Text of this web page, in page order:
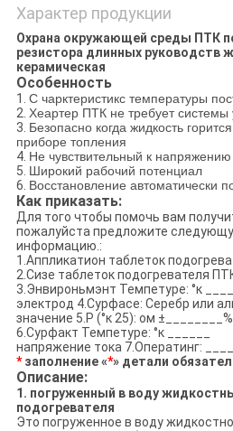
Характер продукции
Охрана окружающей среды ПТК
резистора длинных руководств
керамическая
Особенность
1. С чарктеристикс температуры
2. Хеартер ПТК не требует
3. Безопасно когда жидкость
приборе топления
4. Не чувствительный к
5. Широкий рабочий потенциал
6. Восстановление автоматически
Как приказать:
Для того чтобы помочь вам
пожалуйста предложите
информацию.:
1.Аппликатион таблеток
2.Сизе таблеток подогревателя
3.Энвироньмэнт Темпетуре: °к
электрод 4.Сурфасе: Серебр или
значение 5.Р (°к 25): ом ±________%
6.Сурфакт Темпетуре: °к ______
напряжение тока 7.Оператинг:
*заполнение «*» детали
Описание:
1. погруженный в воду
подогревателя
Это погруженное в воду